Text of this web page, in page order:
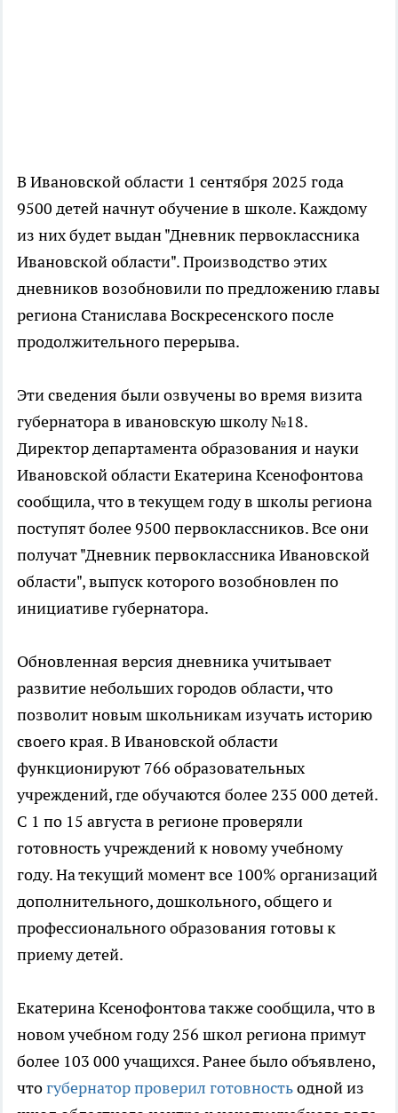
В Ивановской области 1 сентября 2025 года
9500 детей начнут обучение в школе. Каждому
из них будет выдан "Дневник первоклассника
Ивановской области". Производство этих
дневников возобновили по предложению главы
региона Станислава Воскресенского после
продолжительного перерыва.
Эти сведения были озвучены во время визита
губернатора в ивановскую школу №18.
Директор департамента образования и науки
Ивановской области Екатерина Ксенофонтова
сообщила, что в текущем году в школы региона
поступят более 9500 первоклассников. Все они
получат "Дневник первоклассника Ивановской
области", выпуск которого возобновлен по
инициативе губернатора.
Обновленная версия дневника учитывает
развитие небольших городов области, что
позволит новым школьникам изучать историю
своего края. В Ивановской области
функционируют 766 образовательных
учреждений, где обучаются более 235 000 детей.
С 1 по 15 августа в регионе проверяли
готовность учреждений к новому учебному
году. На текущий момент все 100% организаций
дополнительного, дошкольного, общего и
профессионального образования готовы к
приему детей.
Екатерина Ксенофонтова также сообщила, что в
новом учебном году 256 школ региона примут
более 103 000 учащихся. Ранее было объявлено,
чтогубернатор проверил готовностьодной из